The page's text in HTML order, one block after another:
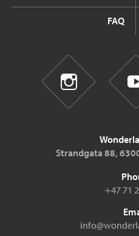
FAQ
Strandgata 88,
+47 71